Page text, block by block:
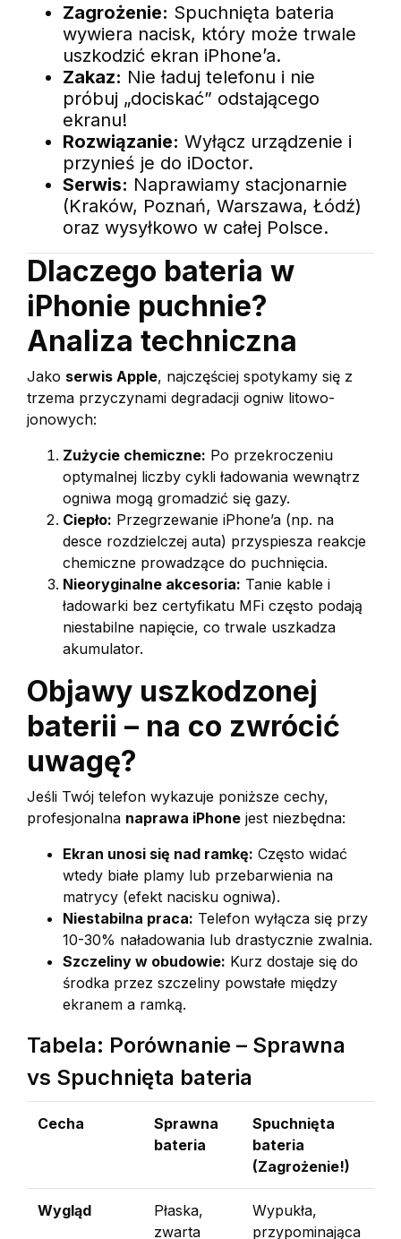
Zagrożenie: Spuchnięta bateria
wywiera nacisk, który może trwale
uszkodzić ekran iPhone’a.
Zakaz: Nie ładuj telefonu i nie
próbuj „dociskać” odstającego
ekranu!
Rozwiązanie: Wyłącz urządzenie i
przynieś je do iDoctor.
Serwis: Naprawiamy stacjonarnie
(Kraków, Poznań, Warszawa, Łódź)
oraz wysyłkowo w całej Polsce.
Dlaczego bateria w
iPhonie puchnie?
Analiza techniczna
Jako serwis Apple, najczęściej spotykamy się z
trzema przyczynami degradacji ogniw litowo-
jonowych:
Zużycie chemiczne: Po przekroczeniu
optymalnej liczby cykli ładowania wewnątrz
ogniwa mogą gromadzić się gazy.
Ciepło: Przegrzewanie iPhone’a (np. na
desce rozdzielczej auta) przyspiesza reakcje
chemiczne prowadzące do puchnięcia.
Nieoryginalne akcesoria: Tanie kable i
ładowarki bez certyfikatu MFi często podają
niestabilne napięcie, co trwale uszkadza
akumulator.
Objawy uszkodzonej
baterii – na co zwrócić
uwagę?
Jeśli Twój telefon wykazuje poniższe cechy,
profesjonalna naprawa iPhone jest niezbędna:
Ekran unosi się nad ramkę: Często widać
wtedy białe plamy lub przebarwienia na
matrycy (efekt nacisku ogniwa).
Niestabilna praca: Telefon wyłącza się przy
10-30% naładowania lub drastycznie zwalnia.
Szczeliny w obudowie: Kurz dostaje się do
środka przez szczeliny powstałe między
ekranem a ramką.
Tabela: Porównanie – Sprawna
vs Spuchnięta bateria
Cecha
Sprawna
bateria
Spuchnięta
bateria
(Zagrożenie!)
Wygląd
Płaska,
zwarta
Wypukła,
przypominająca